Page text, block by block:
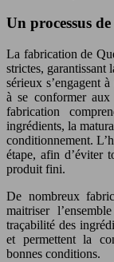
Un processus
La fabrication de
strictes, garantissant
sérieux s’engagent
à se conformer aux
fabrication
ingrédients, la
conditionnement.
étape, afin d’éviter
produit fini.
De nombreux
maitriser
traçabilité des
et permettent la
bonnes conditions.